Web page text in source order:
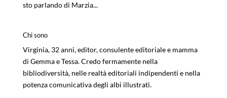
sto parlando di Marzia...
Chi sono
Virginia, 32 anni, editor, consulente editoriale e mamma
di Gemma e Tessa. Credo fermamente nella
bibliodiversità, nelle realtà editoriali indipendenti e nella
potenza comunicativa degli albi illustrati.